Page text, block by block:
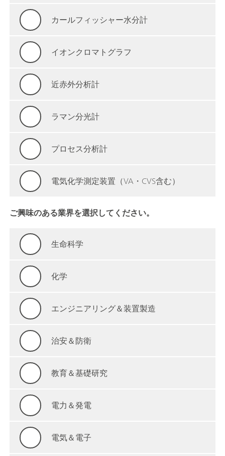
カールフィッシャー水分計
イオンクロマトグラフ
近赤外分析計
ラマン分光計
プロセス分析計
電気化学測定装置（VA・CVS含む）
ご興味のある業界を選択してください。
生命科学
化学
エンジニアリング＆装置製造
治安＆防衛
教育＆基礎研究
電力＆発電
電気＆電子